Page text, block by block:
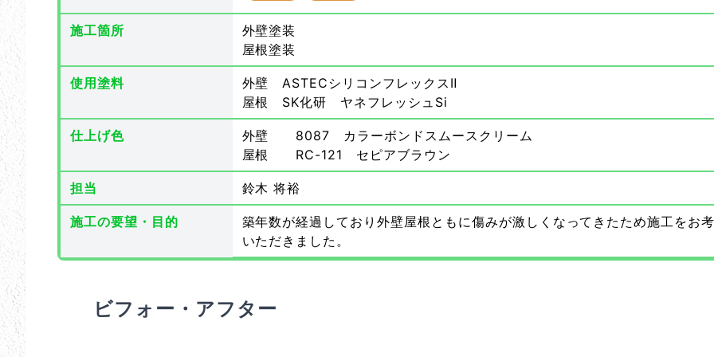
施工箇所
外壁塗装
屋根塗装
使用塗料
外壁 ASTECシリコンフレックスⅡ
屋根 SK化研 ヤネフレッシュSi
仕上げ色
外壁 8087 カラーボンドスムースクリーム
屋根 RC-121 セピアブラウン
担当 鈴木 将裕
施工の要望・目的
築年数が経過しており外壁屋根ともに傷みが激しくなってきたため施工をお
いただきました。
ビフォー・アフター